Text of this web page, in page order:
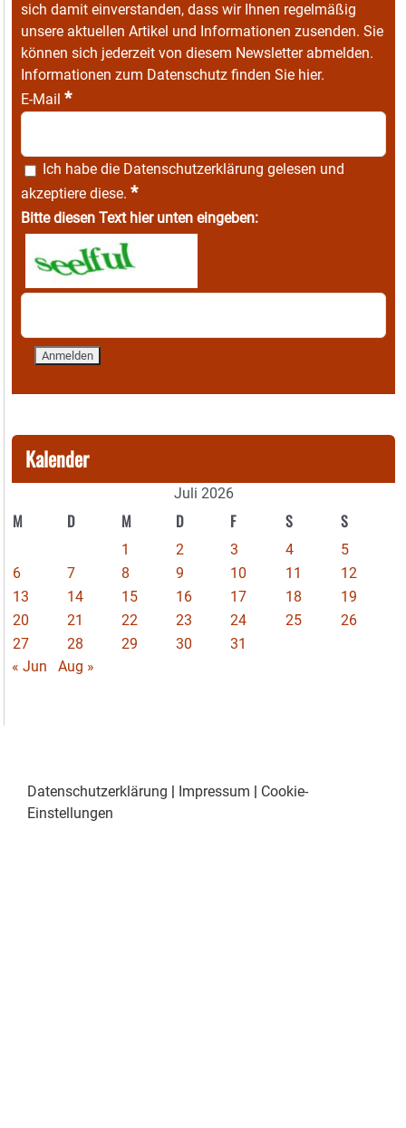
sich damit einverstanden, dass wir Ihnen regelmäßig
unsere aktuellen Artikel und Informationen zusenden. Sie
können sich jederzeit von diesem Newsletter abmelden.
Informationen zum Datenschutz finden Sie hier.
E-Mail *
Ich habe die Datenschutzerklärung gelesen und
akzeptiere diese. *
Bitte diesen Text hier unten eingeben:
Kalender
Juli 2026
M D M D F S S
1 2 3 4
5
6
7 8 9 10 11
12
13
14 15 16 17 18
19
20
21 22 23 24 25
26
27
28 29 30
31
« Jun
Aug »
Datenschutzerklärung Impressum
Cookie-
Einstellungen